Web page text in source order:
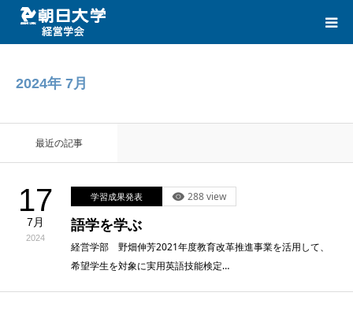
2024年 7月
最近の記事
17
7月
2024
学習成果発表 288 view
語学を学ぶ
経営学部 野畑伸芳2021年度教育改革推進事業を活用して、
希望学生を対象に実用英語技能検定…
CONTACT